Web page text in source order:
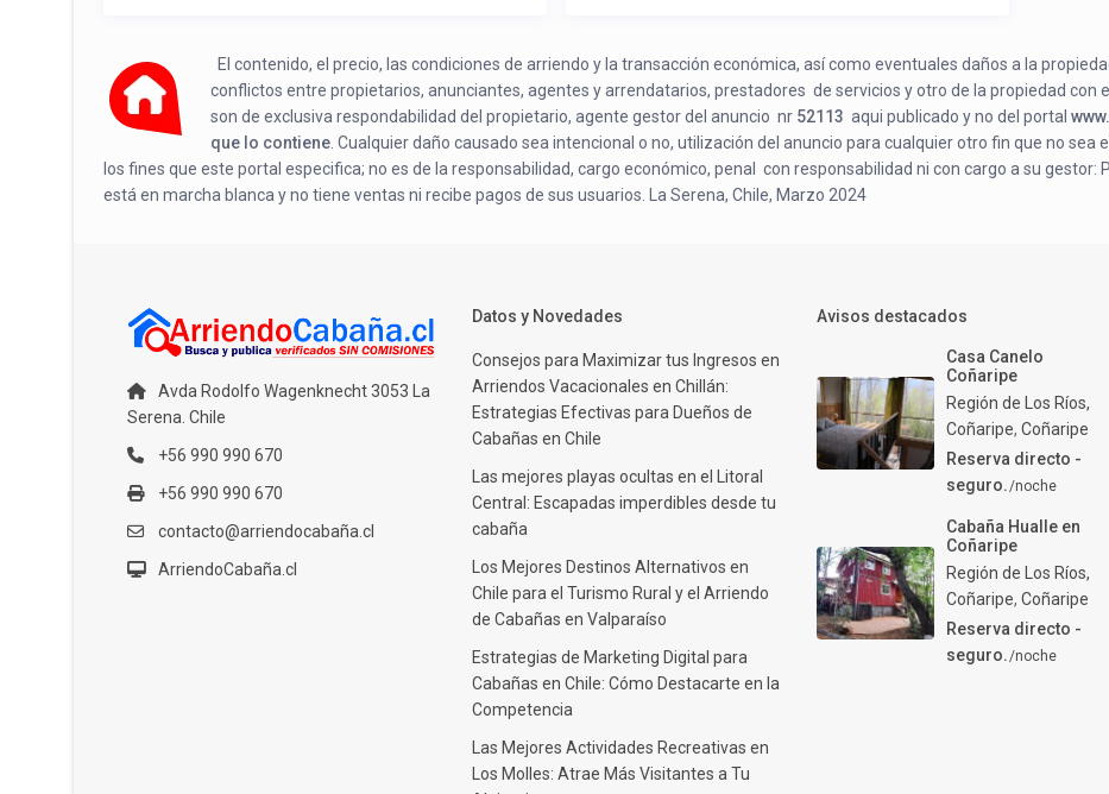
El contenido, el precio, las condiciones de arriendo y la transacción económica, así como eventuales daños a la
conflictos entre propietarios, anunciantes, agentes y arrendatarios, prestadores de servicios y otro de la propiedad con
son de exclusiva respondabilidad del propietario, agente gestor del anuncio nr 52113 aqui publicado y no del portal
que lo contiene . Cualquier daño causado sea intencional o no, utilización del anuncio para cualquier otro fin que no
los fines que este portal especifica; no es de la responsabilidad, cargo económico, penal con responsabilidad ni con cargo a su gestor:
está en marcha blanca y no tiene ventas ni recibe pagos de sus usuarios. La Serena, Chile, Marzo 2024
Avda Rodolfo Wagenknecht 3053 La
Serena. Chile
+56 990 990 670
+56 990 990 670
contacto@arriendocabaña.cl
ArriendoCabaña.cl
Datos y Novedades
Consejos para Maximizar tus Ingresos en
Arriendos Vacacionales en Chillán:
Estrategias Efectivas para Dueños de
Cabañas en Chile
Las mejores playas ocultas en el Litoral
Central: Escapadas imperdibles desde tu
cabaña
Los Mejores Destinos Alternativos en
Chile para el Turismo Rural y el Arriendo
de Cabañas en Valparaíso
Estrategias de Marketing Digital para
Cabañas en Chile: Cómo Destacarte en la
Competencia
Las Mejores Actividades Recreativas en
Los Molles: Atrae Más Visitantes a Tu
Avisos destacados
Casa Canelo
Coñaripe
Región de Los Ríos,
Coñaripe,Coñaripe
Reserva directo -
seguro./noche
Cabaña Hualle en
Coñaripe
Región de Los Ríos,
Coñaripe,Coñaripe
Reserva directo -
seguro./noche